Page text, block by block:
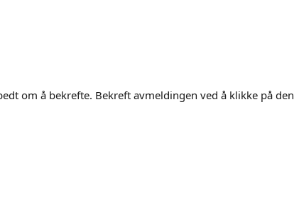
om å bekrefte. Bekreft avmeldingen ved å klikke på den